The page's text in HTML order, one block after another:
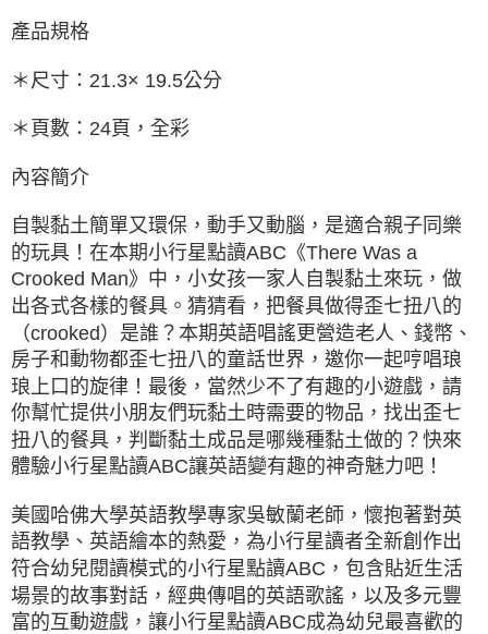
產品規格
＊尺寸：21.3× 19.5公分
＊頁數：24頁，全彩
內容簡介
自製黏土簡單又環保，動手又動腦，是適合親子同樂
的玩具！在本期小行星點讀ABC《There Was a
Crooked Man》中，小女孩一家人自製黏土來玩，做
出各式各樣的餐具。猜猜看，把餐具做得歪七扭八的
（crooked）是誰？本期英語唱謠更營造老人、錢幣、
房子和動物都歪七扭八的童話世界，邀你一起哼唱琅
琅上口的旋律！最後，當然少不了有趣的小遊戲，請
你幫忙提供小朋友們玩黏土時需要的物品，找出歪七
扭八的餐具，判斷黏土成品是哪幾種黏土做的？快來
體驗小行星點讀ABC讓英語變有趣的神奇魅力吧！
美國哈佛大學英語教學專家吳敏蘭老師，懷抱著對英
語教學、英語繪本的熱愛，為小行星讀者全新創作出
符合幼兒閱讀模式的小行星點讀ABC，包含貼近生活
場景的故事對話，經典傳唱的英語歌謠，以及多元豐
富的互動遊戲，讓小行星點讀ABC成為幼兒最喜歡的